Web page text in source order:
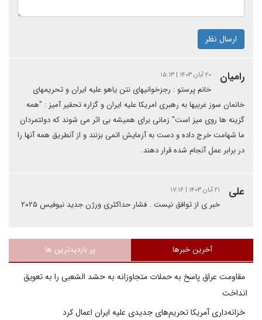
ارسال نظر
رامیان ۲۰ آبان ۱۴۰۳ | ۱۵:۱۳
خانم پرستو : رجزخوانیهای نتن یاهو علیه ایران و تحریمهای
خانمان سوز غربیها به رهبری امریکا علیه ایران و گزاره تحقیر آمیز : "همه
گزینه ها روی میز است" زمانی برای همیشه بی اثر می شوند که دولتمردان
ما شهامت خرج داده و دست به آزمایش اتمی بزنند و از آنطریق همه آنها را
در برابر عمل آنجام شده قرار دهند.
علی ۲۱ آبان ۱۴۰۳ | ۱۷:۱۶
خبر ی از توافق نیست . فشار حداکثری ورژن جدید نیوفیس ۲۰۲۵
آخرین خبرها پر بازدیدترین ها
مقاومت عراق پاسخ به حملات متجاوزانه به حشد الشعبی را به تعویق
انداخت
خزانه‌داری آمریکا تحریم‌های جدیدی علیه ایران اعمال کرد